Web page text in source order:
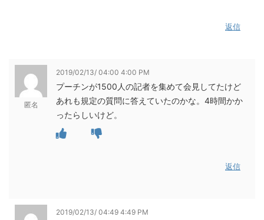
返信
匿名
2019/02/13/ 04:00 4:00 PM
プーチンが1500人の記者を集めて会見してたけど
あれも規定の質問に答えていたのかな。4時間かか
ったらしいけど。
返信
2019/02/13/ 04:49 4:49 PM